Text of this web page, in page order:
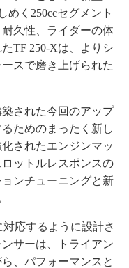
めく250ccセグメント
久性、ライダーの体
TF 250-Xは、よりシ
スで磨き上げられた
された今回のアップ
ためのまったく新し
されたエンジンマッ
ットルレスポンスの
ンチューニングと新
応するように設計さ
サーは、トライアン
、パフォーマンスと